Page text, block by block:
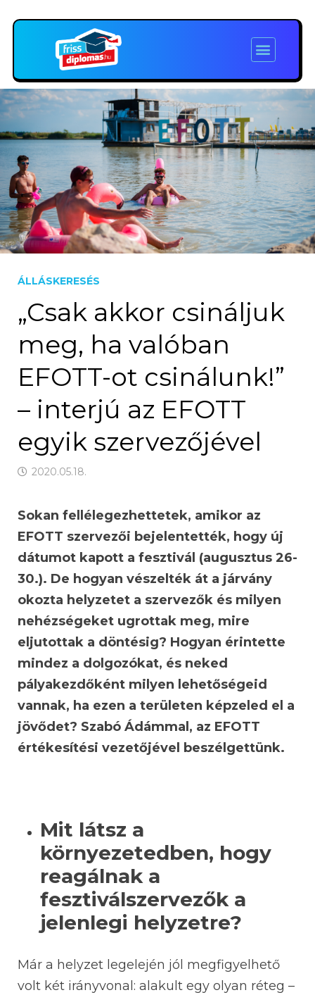
ÁLLÁSKERESÉS
„Csak akkor csináljuk
meg, ha valóban
EFOTT-ot csinálunk!”
– interjú az EFOTT
egyik szervezőjével
2020.05.18.
Sokan fellélegezhettetek, amikor az
EFOTT szervezői bejelentették, hogy új
dátumot kapott a fesztivál (augusztus 26-
30.). De hogyan vészelték át a járvány
okozta helyzetet a szervezők és milyen
nehézségeket ugrottak meg, mire
eljutottak a döntésig? Hogyan érintette
mindez a dolgozókat, és neked
pályakezdőként milyen lehetőségeid
vannak, ha ezen a területen képzeled el a
jövődet? Szabó Ádámmal, az EFOTT
értékesítési vezetőjével beszélgettünk.
Mit látsz a
környezetedben, hogy
reagálnak a
fesztiválszervezők a
jelenlegi helyzetre?
Már a helyzet legelején jól megfigyelhető
volt két irányvonal: alakult egy olyan réteg –